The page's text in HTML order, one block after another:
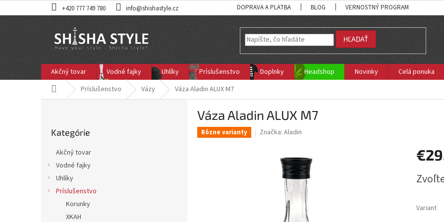
na
+420 777 749 780 info@shishastyle.cz DOPRAVA A PLATBA BLOG VERNOSTNÝ PROGRAM
HĽADAŤ
Akčný tovar Vodné fajky Uhlíky Príslušenstvo Doplnky Headshop Novinky Celá ponuka
DomovPríslušenstvo Vázy Váza Aladin ALUX M7
kategórie
Kategórie
Akčný tovar
Vodné fajky
Uhlíky
Príslušenstvo
Korunky
XKAH
Váza Aladin ALUX M7
Rôzne varianty Značka: Aladin
cena:
Variant